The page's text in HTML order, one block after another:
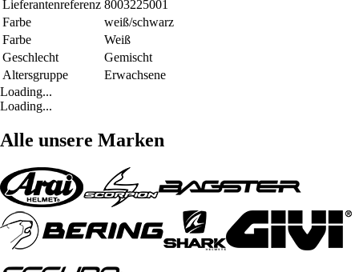
Lieferantenreferenz 8003225001
Farbe
weiß/schwarz
Farbe
Weiß
Geschlecht
Gemischt
Altersgruppe
Erwachsene
Loading...
Loading...
Alle unsere Marken